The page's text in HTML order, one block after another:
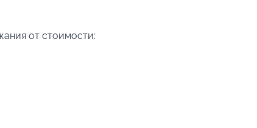
от стоимости: